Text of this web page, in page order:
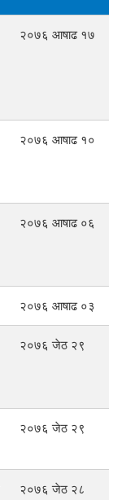
२०७६ आषाढ १७
२०७६ आषाढ १०
२०७६ आषाढ ०६
२०७६ आषाढ ०३
२०७६ जेठ २९
२०७६ जेठ २९
२०७६ जेठ २८